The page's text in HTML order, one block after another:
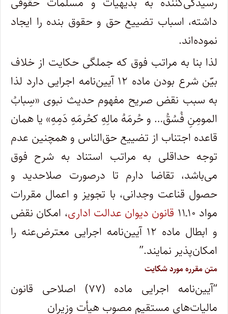
داشته، اسباب تضییع حق و حقوق بنده را ایجاد
نموده‌اند.
لذا بنا به مراتب فوق که جملگی حکایت از خلاف
بیّن شرع بودن ماده ۱۲ آیین‌نامه اجرایی دارد لذا
به سبب نقض صریح مفهوم حدیث نبوی «سِبابُ
المومِنِ فُسُقُ… و حُرمَهُ مالِهِ کحُرمَهِ دَمِهِ» یا همان
قاعده اجتناب از تضییع حق‌الناس و همچنین عدم
توجه حداقلی به مراتب استناد به شرح فوق
می‌باشد، تقاضا دارم تا درصورت صلاحدید و
حصول قناعت وجدانی، با تجویز و اعمال مقررات
مواد ۱۰ـ۱۱
قانون دیوان عدالت اداری، امکان نقض
و ابطال ماده ۱۲ آیین‌نامه اجرایی معترض‌عنه را
امکان‌پذیر نمایند.”
متن مقرره مورد شکایت
“آیین‌نامه اجرایی ماده (۷۷) اصلاحی قانون
مالیات‌های مستقیم مصوب هیأت وزیران